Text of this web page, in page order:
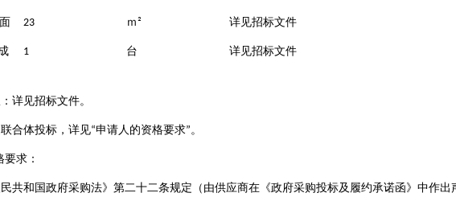
23 ｍ² 详见招标文件
1 台 详见招标文件
详见招标文件。
合体投标，详见“申请人的资格要求”。
求：
共和国政府采购法》第二十二条规定（由供应商在《政府采购投标及履约承诺函》中作出